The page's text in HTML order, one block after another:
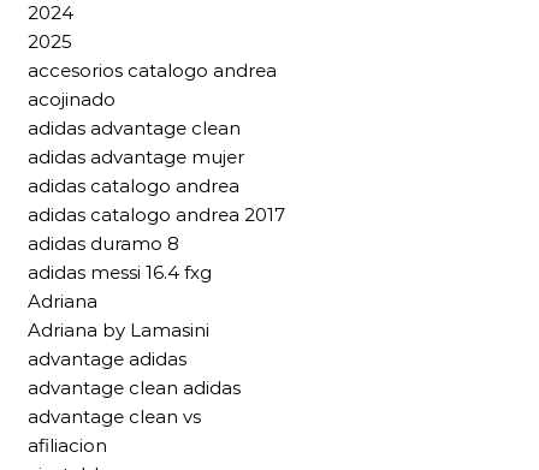
2024
2025
accesorios catalogo andrea
acojinado
adidas advantage clean
adidas advantage mujer
adidas catalogo andrea
adidas catalogo andrea 2017
adidas duramo 8
adidas messi 16.4 fxg
Adriana
Adriana by Lamasini
advantage adidas
advantage clean adidas
advantage clean vs
afiliacion